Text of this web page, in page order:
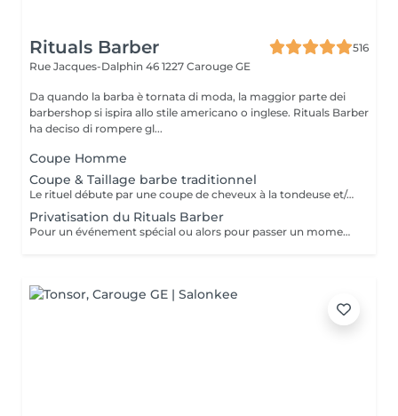
Rituals Barber
516
Rue Jacques-Dalphin 46 1227 Carouge GE
Da quando la barba è tornata di moda, la maggior parte dei
barbershop si ispira allo stile americano o inglese. Rituals Barber
ha deciso di rompere gl...
Coupe Homme
Coupe & Taillage barbe traditionnel
Le rituel débute par une coupe de cheveux à la tondeuse et/ou aux ciseaux, selon votre choix, réalisée avec précision par les mains expertes de nos barbiers. S'ensuit un véritable moment de soin et de détente, dans la plus pure tradition. Une crème de rasage onctueuse est appliquée, puis une serviette chaude imprégnée d'huile essentielle d'eucalyptus vient ouvrir les pores et apaiser la peau. Le rasage est ensuite effectué avec maîtrise, puis complété par une lotion après-rasage rafraîchissante et une crème à barbe nourrissante pour une finition impeccable.
Privatisation du Rituals Barber
Pour un événement spécial ou alors pour passer un moment en famille ou entre amis. Privatisez le Rituals Barber pour vous et vos convives. Vous aurez l'occasion de tester tous les services du Barbershop. Pour rendre cet événement encore plus unique, votre événement sera accompagné de pâtisseries marocaines, de thé marocain et bien d'autres surprises.